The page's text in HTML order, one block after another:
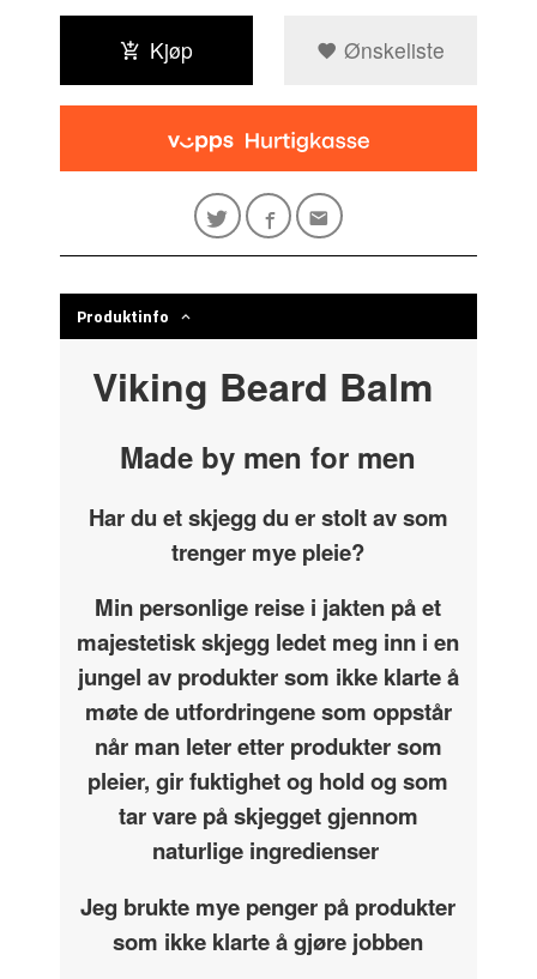
Kjøp Ønskeliste
Produktinfo
Viking Beard Balm
Made by men for men
Har du et skjegg du er stolt av som
trenger mye pleie?
Min personlige reise i jakten på et
majestetisk skjegg ledet meg inn i en
jungel av produkter som ikke klarte å
møte de utfordringene som oppstår
når man leter etter produkter som
pleier, gir fuktighet og hold og som
tar vare på skjegget gjennom
naturlige ingredienser
Jeg brukte mye penger på produkter
som ikke klarte å gjøre jobben